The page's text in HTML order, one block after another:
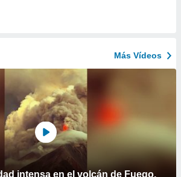
Más Vídeos
intensa en el volcán de Fuego,